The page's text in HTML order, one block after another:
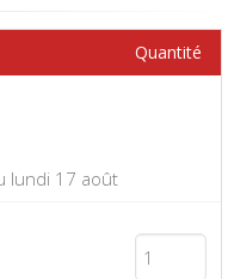
lundi 17 août
Quantité